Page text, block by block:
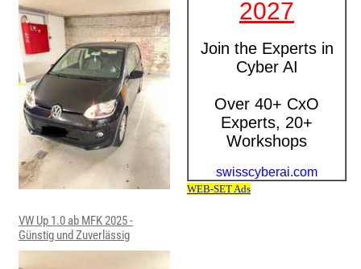
VW Up 1.0 ab MFK 2025 -
Günstig und Zuverlässig